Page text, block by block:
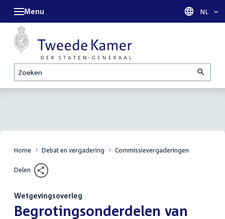
Zoeken
Menu Taal
NL
Home Debat en vergadering Commissievergaderingen
Delen
Wetgevingsoverleg
:Begrotingsonderdelen van